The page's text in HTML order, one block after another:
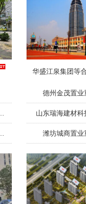
华盛江泉集团等
德州金茂置业
山东瑞海建材科
潍坊城商置业